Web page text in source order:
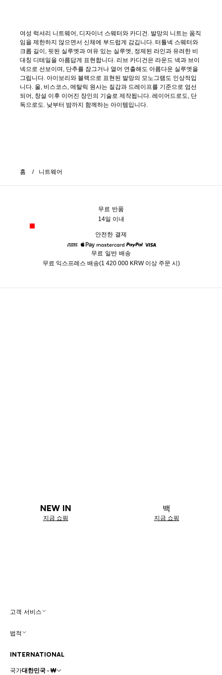
여성 럭셔리 니트웨어, 디자이너 스웨터와 카디건. 발망의 니트는 움직
임을 제한하지 않으면서 신체에 부드럽게 감깁니다. 터틀넥 스웨터와
크롭 길이, 핏된 실루엣과 여유 있는 실루엣, 정제된 라인과 유려한 비
대칭 디테일을 아름답게 표현합니다. 리브 카디건은 라운드 넥과 브이
넥으로 선보이며, 단추를 잠그거나 열어 연출해도 아름다운 실루엣을
그립니다. 아이보리와 블랙으로 표현된 발망의 모노그램도 인상적입
니다. 울, 비스코스, 메탈릭 원사는 질감과 드레이프를 기준으로 엄선
되어, 창설 이후 이어진 장인의 기술로 제작됩니다. 레이어드로도, 단
독으로도. 낮부터 밤까지 함께하는 아이템입니다.
홈 니트웨어
무료 반품
14일 이내
안전한 결제
American Express
Apple PayMastercard
무료 일반 배송
무료 익스프레스 배송(1 420 000 KRW 이상 주문 시)
NEW IN
지금 쇼핑
백
지금 쇼핑
INTERNATIONAL
국가대한민국 - ₩
고객 서비스
법적